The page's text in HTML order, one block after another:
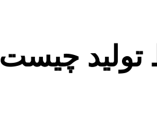
تولید چیست